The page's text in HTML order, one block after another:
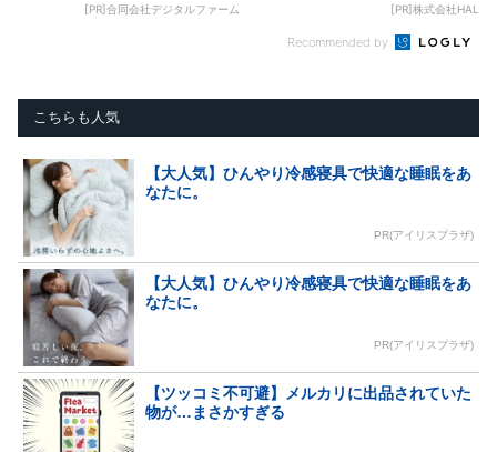
[PR]合同会社デジタルファーム [PR]株式会社HAL
Recommended by
こちらも人気
【大人気】ひんやり冷感寝具で快適な睡眠をあ
なたに。
PR(アイリスプラザ)
【大人気】ひんやり冷感寝具で快適な睡眠をあ
なたに。
PR(アイリスプラザ)
【ツッコミ不可避】メルカリに出品されていた
物が…まさかすぎる